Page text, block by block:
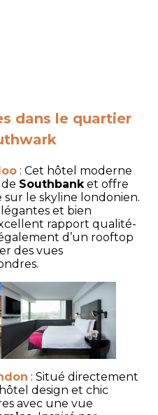
dans le quartier
: Cet hôtel moderne
Southbanket offre
le skyline londonien.
et bien
rapport qualité-
d’un rooftop
des vues
: Situé directement
design et chic
avec une vue